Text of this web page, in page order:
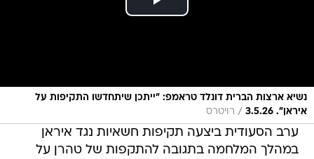
נשיא ארצות הברית דונלד טראמפ: "ייתכן שיתחדשו התקיפות על
איראן". 3.5.26
/ רויטרס
ערב הסעודית ביצעה תקיפות חשאיות נגד איראן
במהלך המלחמה בתגובה להתקפות של טהרן על